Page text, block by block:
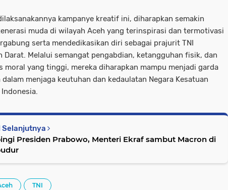
kampanye kreatif ini, diharapkan semakin
muda di wilayah Aceh yang terinspirasi dan termotivasi
serta mendedikasikan diri sebagai prajurit TNI
Darat. Melalui semangat pengabdian, ketangguhan fisik, dan
moral yang tinggi, mereka diharapkan mampu menjadi garda
menjaga keutuhan dan kedaulatan Negara Kesatuan
Selanjutnya
Presiden Prabowo, Menteri Ekraf sambut Macron di
TNI